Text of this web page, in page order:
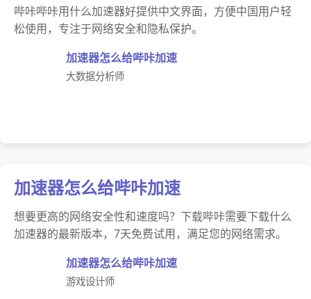
哔咔哔咔用什么加速器好提供中文界面，方便中国用户轻
松使用，专注于网络安全和隐私保护。
加速器怎么给哔咔加速
大数据分析师
加速器怎么给哔咔加速
想要更高的网络安全性和速度吗？下载哔咔需要下载什么
加速器的最新版本，7天免费试用，满足您的网络需求。
加速器怎么给哔咔加速
游戏设计师